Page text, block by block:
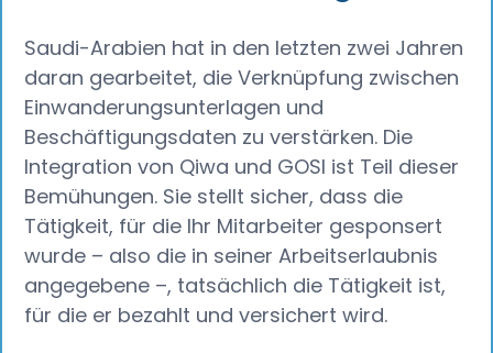
Saudi-Arabien hat in den letzten zwei Jahren
daran gearbeitet, die Verknüpfung zwischen
Einwanderungsunterlagen und
Beschäftigungsdaten zu verstärken. Die
Integration von Qiwa und GOSI ist Teil dieser
Bemühungen. Sie stellt sicher, dass die
Tätigkeit, für die Ihr Mitarbeiter gesponsert
wurde – also die in seiner Arbeitserlaubnis
angegebene –, tatsächlich die Tätigkeit ist,
für die er bezahlt und versichert wird.